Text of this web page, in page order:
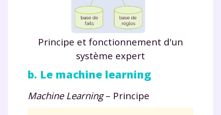
Principe et fonctionnement d'un
système expert
b. Le machine learning
Machine Learning– Principe